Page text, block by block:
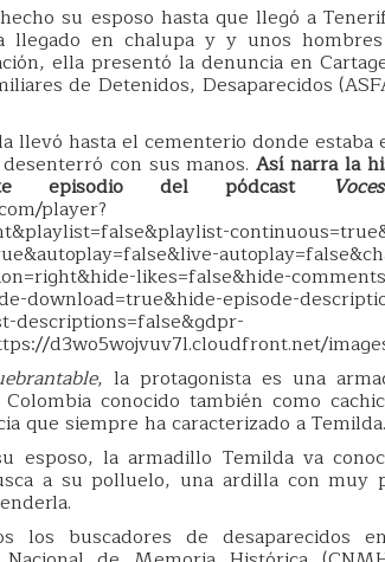
su esposo hasta que llegó a
llegado en chalupa y y unos
ella presentó la denuncia en
de Detenidos, Desaparecidos
llevó hasta el cementerio donde estaba
con sus manos. Así narra la
episodio del pódcast
player?
likes=false&hide-
download=true&hide-episode-
descriptions=false&gdpr-
d3wo5wojvuv7l.cloudfront.net/
, la protagonista es una
conocido también como
que siempre ha caracterizado a Temilda.
esposo, la armadillo Temilda va
a su polluelo, una ardilla con muy
los buscadores de desaparecidos